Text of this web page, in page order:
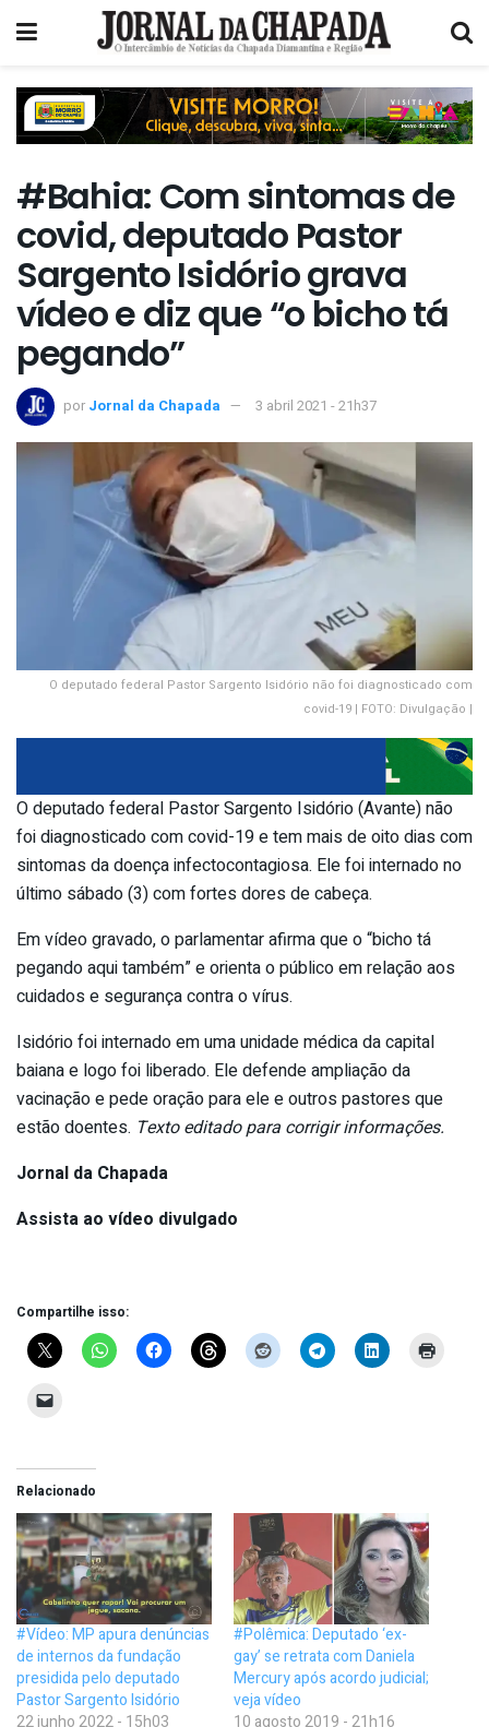
#Bahia: Com sintomas de
covid, deputado Pastor
Sargento Isidório grava
vídeo e diz que “o bicho tá
pegando”
por Jornal da Chapada 3 abril 2021 - 21h37
O deputado federal Pastor Sargento Isidório não foi diagnosticado com
covid-19 | FOTO: Divulgação |
O deputado federal Pastor Sargento Isidório (Avante) não
foi diagnosticado com covid-19 e tem mais de oito dias com
sintomas da doença infectocontagiosa. Ele foi internado no
último sábado (3) com fortes dores de cabeça.
Em vídeo gravado, o parlamentar afirma que o “bicho tá
pegando aqui também” e orienta o público em relação aos
cuidados e segurança contra o vírus.
Isidório foi internado em uma unidade médica da capital
baiana e logo foi liberado. Ele defende ampliação da
vacinação e pede oração para ele e outros pastores que
estão doentes. Texto editado para corrigir informações.
Jornal da Chapada
Assista ao vídeo divulgado
Compartilhe isso:
Relacionado
#Vídeo: MP apura denúncias
de internos da fundação
presidida pelo deputado
Pastor Sargento Isidório
22 junho 2022 - 15h03
#Polêmica: Deputado ‘ex-
gay’ se retrata com Daniela
Mercury após acordo judicial;
veja vídeo
10 agosto 2019 - 21h16